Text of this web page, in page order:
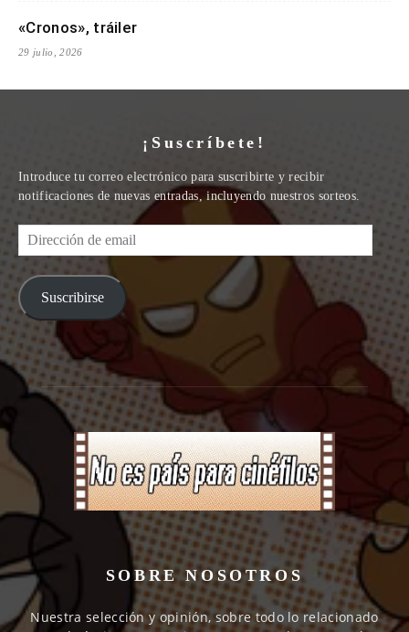
«Cronos», tráiler
29 julio, 2026
¡Suscríbete!
Introduce tu correo electrónico para suscribirte y recibir
notificaciones de nuevas entradas, incluyendo nuestros sorteos.
Dirección
de
email
Suscribirse
SOBRE NOSOTROS
Nuestra selección y opinión, sobre todo lo relacionado